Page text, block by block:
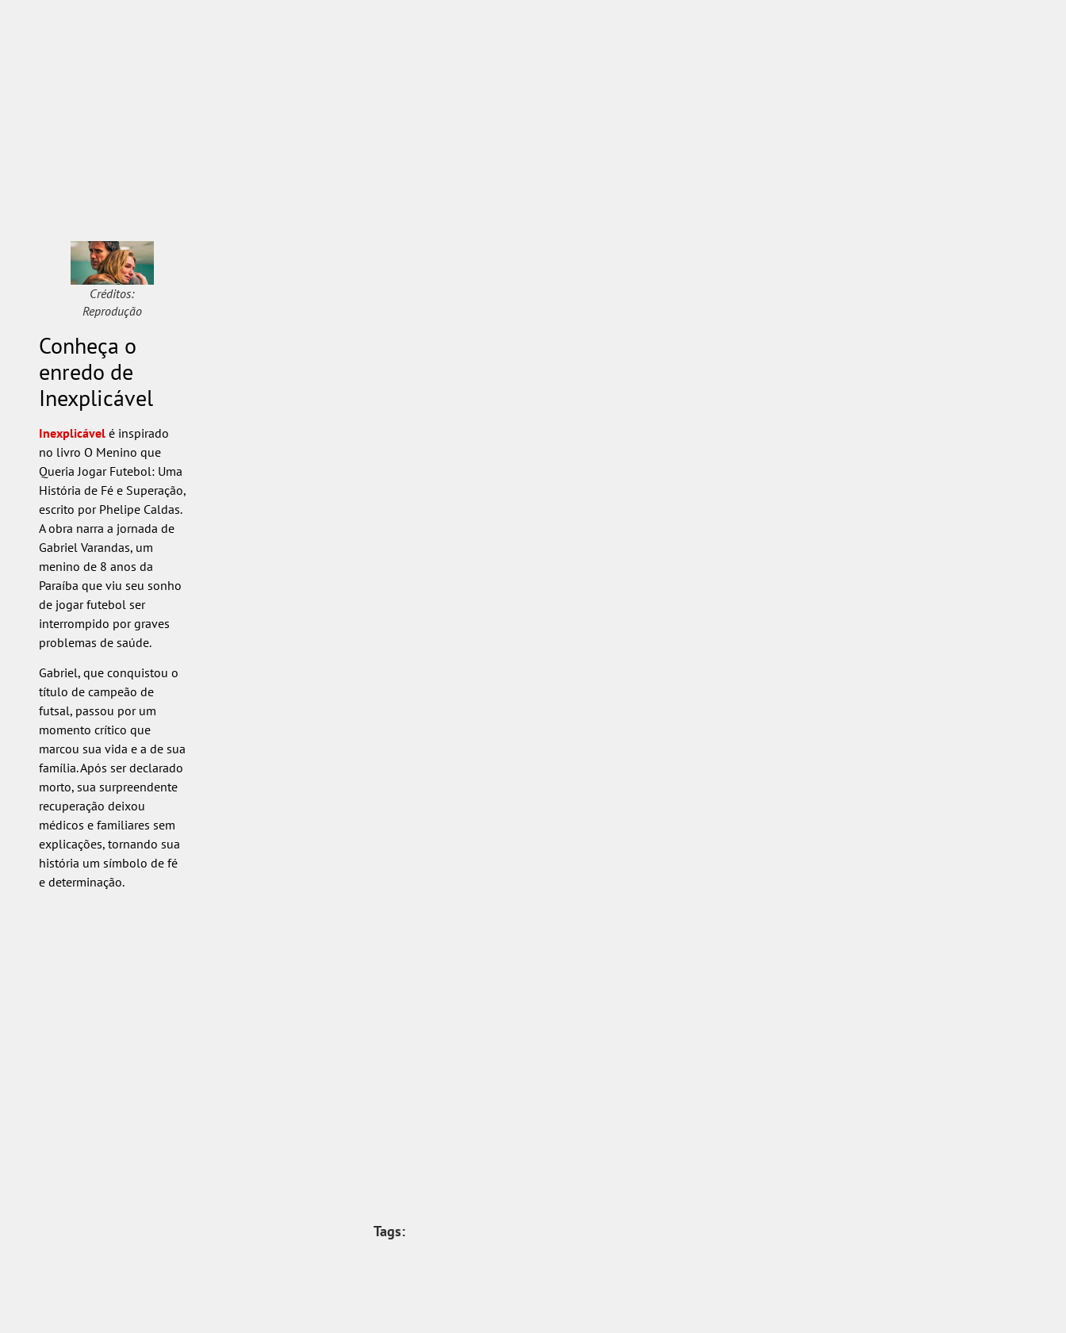
Créditos:
Reprodução
Conheça o
enredo de
Inexplicável
Inexplicávelé inspirado
no livro O Menino que
Queria Jogar Futebol: Uma
História de Fé e Superação,
escrito por Phelipe Caldas.
A obra narra a jornada de
Gabriel Varandas, um
menino de 8 anos da
Paraíba que viu seu sonho
de jogar futebol ser
interrompido por graves
problemas de saúde.
Gabriel, que conquistou o
título de campeão de
futsal, passou por um
momento crítico que
marcou sua vida e a de sua
família. Após ser declarado
morto, sua surpreendente
recuperação deixou
médicos e familiares sem
explicações, tornando sua
história um símbolo de fé
e determinação.
Tags: